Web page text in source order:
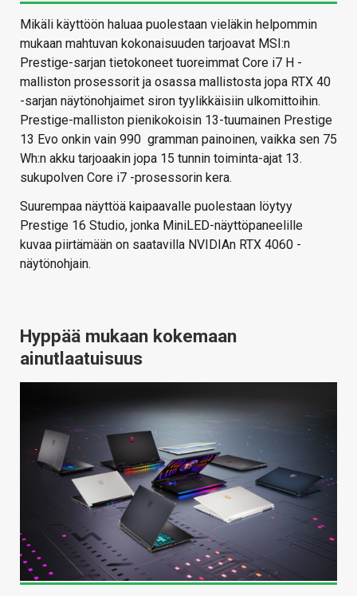
Mikäli käyttöön haluaa puolestaan vieläkin helpommin
mukaan mahtuvan kokonaisuuden tarjoavat MSI:n
Prestige-sarjan tietokoneet tuoreimmat Core i7 H -
malliston prosessorit ja osassa mallistosta jopa RTX 40
-sarjan näytönohjaimet siron tyylikkäisiin ulkomittoihin.
Prestige-malliston pienikokoisin 13-tuumainen Prestige
13 Evo onkin vain 990 gramman painoinen, vaikka sen 75
Wh:n akku tarjoaakin jopa 15 tunnin toiminta-ajat 13.
sukupolven Core i7 -prosessorin kera.
Suurempaa näyttöä kaipaavalle puolestaan löytyy
Prestige 16 Studio, jonka MiniLED-näyttöpaneelille
kuvaa piirtämään on saatavilla NVIDIAn RTX 4060 -
näytönohjain.
Hyppää mukaan kokemaan
ainutlaatuisuus